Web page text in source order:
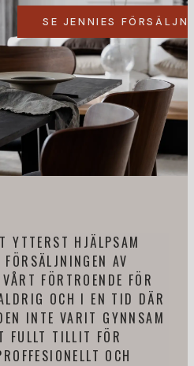
SE JENNIES
YTTERST HJÄLPSAM
AV
FÖRTROENDE FÖR
OCH I EN TID DÄR
INTE VARIT GYNNSAM
FULLT TILLIT FÖR
OCH